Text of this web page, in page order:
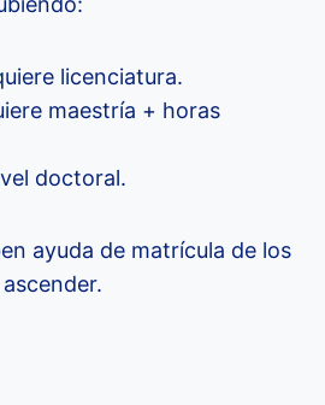
licenciatura.
maestría + horas
doctoral.
ayuda de matrícula de los